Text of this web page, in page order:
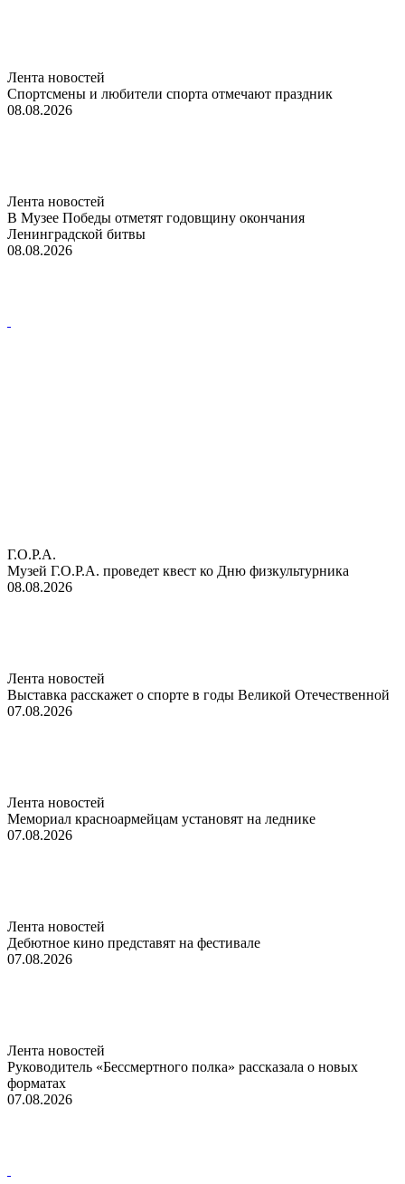
Лента новостей
Спортсмены и любители спорта отмечают праздник
08.08.2026
Лента новостей
В Музее Победы отметят годовщину окончания
Ленинградской битвы
08.08.2026
Г.О.Р.А.
Музей Г.О.Р.А. проведет квест ко Дню физкультурника
08.08.2026
Лента новостей
Выставка расскажет о спорте в годы Великой Отечественной
07.08.2026
Лента новостей
Мемориал красноармейцам установят на леднике
07.08.2026
Лента новостей
Дебютное кино представят на фестивале
07.08.2026
Лента новостей
Руководитель «Бессмертного полка» рассказала о новых
форматах
07.08.2026